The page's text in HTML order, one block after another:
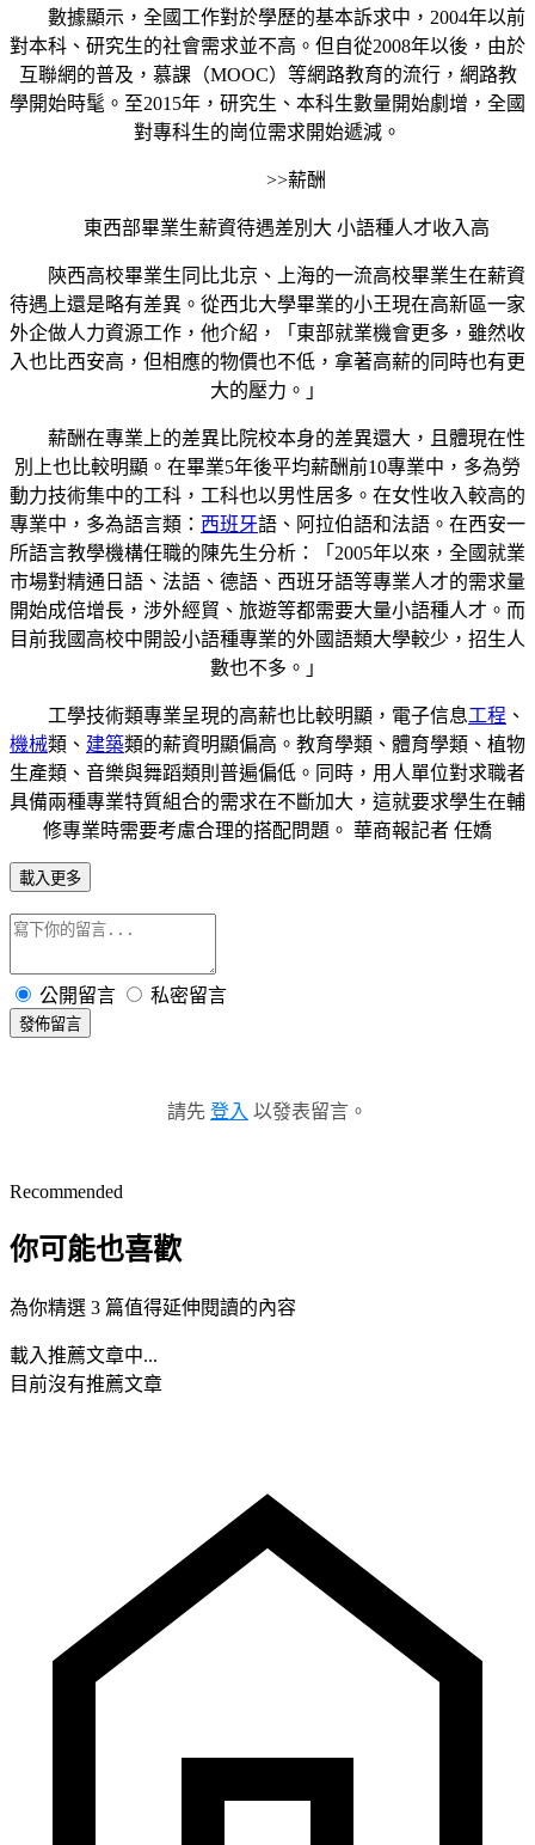
數據顯示，全國工作對於學歷的基本訴求中，2004年以前
對本科、研究生的社會需求並不高。但自從2008年以後，由於
互聯網的普及，慕課（MOOC）等網路教育的流行，網路教
學開始時髦。至2015年，研究生、本科生數量開始劇增，全國
對專科生的崗位需求開始遞減。
>>薪酬
東西部畢業生薪資待遇差別大 小語種人才收入高
陝西高校畢業生同比北京、上海的一流高校畢業生在薪資
待遇上還是略有差異。從西北大學畢業的小王現在高新區一家
外企做人力資源工作，他介紹，「東部就業機會更多，雖然收
入也比西安高，但相應的物價也不低，拿著高薪的同時也有更
大的壓力。」
薪酬在專業上的差異比院校本身的差異還大，且體現在性
別上也比較明顯。在畢業5年後平均薪酬前10專業中，多為勞
動力技術集中的工科，工科也以男性居多。在女性收入較高的
專業中，多為語言類： 西班牙語、阿拉伯語和法語。在西安一
所語言教學機構任職的陳先生分析：「2005年以來，全國就業
市場對精通日語、法語、德語、西班牙語等專業人才的需求量
開始成倍增長，涉外經貿、旅遊等都需要大量小語種人才。而
目前我國高校中開設小語種專業的外國語類大學較少，招生人
數也不多。」
工學技術類專業呈現的高薪也比較明顯，電子信息工程 、
機械類、 建築類的薪資明顯偏高。教育學類、體育學類、植物
生產類、音樂與舞蹈類則普遍偏低。同時，用人單位對求職者
具備兩種專業特質組合的需求在不斷加大，這就要求學生在輔
修專業時需要考慮合理的搭配問題。 華商報記者 任嬌
載入更多
公開留言 私密留言
發佈留言
請先 登入 以發表留言。
Recommended
你可能也喜歡
為你精選 3 篇值得延伸閱讀的內容
載入推薦文章中...
目前沒有推薦文章